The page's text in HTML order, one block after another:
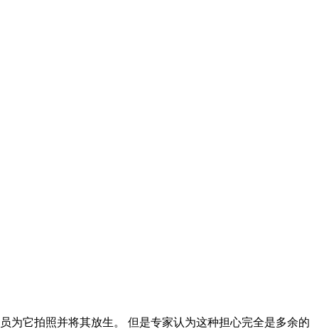
为它拍照并将其放生。 但是专家认为这种担心完全是多余的